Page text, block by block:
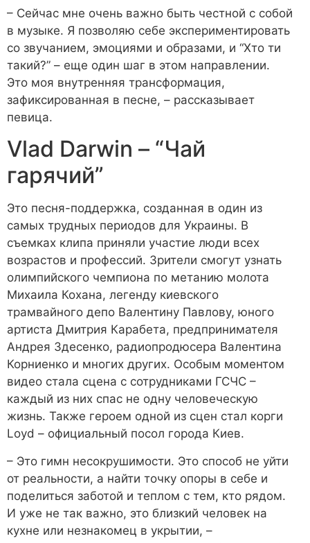
– Сейчас мне очень важно быть честной с собой
в музыке. Я позволяю себе экспериментировать
со звучанием, эмоциями и образами, и “Хто ти
такий?” – еще один шаг в этом направлении.
Это моя внутренняя трансформация,
зафиксированная в песне, – рассказывает
певица.
Vlad Darwin – “Чай
гарячий”
Это песня-поддержка, созданная в один из
самых трудных периодов для Украины. В
съемках клипа приняли участие люди всех
возрастов и профессий. Зрители смогут узнать
олимпийского чемпиона по метанию молота
Михаила Кохана, легенду киевского
трамвайного депо Валентину Павлову, юного
артиста Дмитрия Карабета, предпринимателя
Андрея Здесенко, радиопродюсера Валентина
Корниенко и многих других. Особым моментом
видео стала сцена с сотрудниками ГСЧС –
каждый из них спас не одну человеческую
жизнь. Также героем одной из сцен стал корги
Loyd – официальный посол города Киев.
– Это гимн несокрушимости. Это способ не уйти
от реальности, а найти точку опоры в себе и
поделиться заботой и теплом с тем, кто рядом.
И уже не так важно, это близкий человек на
кухне или незнакомец в укрытии, –